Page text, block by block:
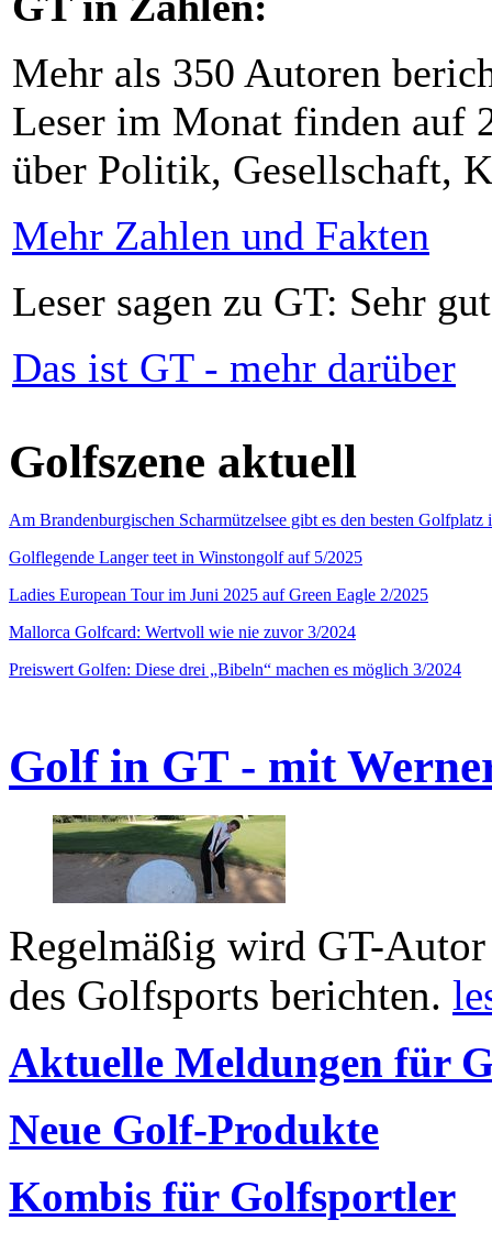
Mehr als 350 Autoren
Leser im Monat finden auf
über Politik, Gesellschaft,
Mehr Zahlen und Fakten
Leser sagen zu GT: Sehr
Das ist GT - mehr darüber
Golfszene aktuell
Am Brandenburgischen Scharmützelsee gibt es den besten
Golflegende Langer teet in Winstongolf auf 5/2025
Ladies European Tour im Juni 2025 auf Green Eagle 2/2025
Mallorca Golfcard: Wertvoll wie nie zuvor 3/2024
Preiswert Golfen: Diese drei „Bibeln“ machen es möglich 3/2024
Golf in GT - mit
Regelmäßig wird GT-
des Golfsports berichten.
Aktuelle Meldungen für
Neue Golf-Produkte
Kombis für Golfsportler